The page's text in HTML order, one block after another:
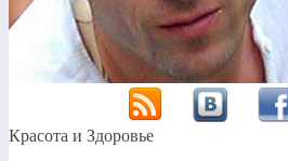
Красота и Здоровье